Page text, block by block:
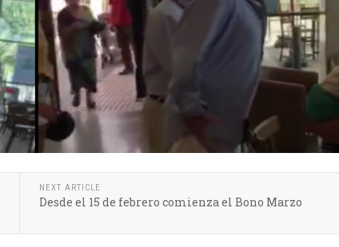
NEXT ARTICLE
Desde el 15 de febrero comienza el Bono Marzo